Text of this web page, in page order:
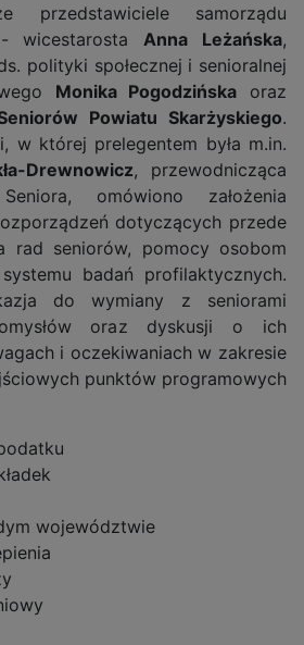
przedstawiciele samorządu
- wicestarostaAnna Leżańska,
polityki społecznej i senioralnej
Monika Pogodzińska oraz
Powiatu Skarżyskiego.
w której prelegentem była m.in.
Drewnowicz, przewodnicząca
omówiono założenia
dotyczących przede
rad seniorów, pomocy osobom
badań profilaktycznych.
do wymiany z seniorami
oraz dyskusji o ich
i oczekiwaniach w zakresie
punktów programowych
województwie